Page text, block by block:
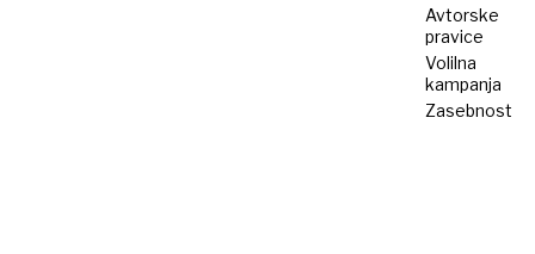
Avtorske
pravice
Volilna
kampanja
Zasebnost